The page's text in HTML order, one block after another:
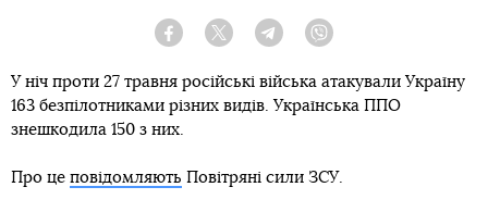
Facebook Twitter Telegram
У ніч проти 27 травня російські війська атакували Україну
163 безпілотниками різних видів. Українська ППО
знешкодила 150 з них.
Про це повідомляють Повітряні сили ЗСУ.